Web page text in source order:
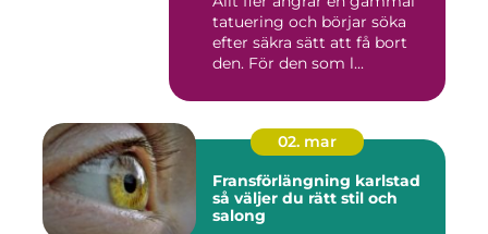
tatuering och börjar söka
efter säkra sätt att få bort
den. För den som l...
02. mar
Fransförlängning karlstad
så väljer du rätt stil och
salong